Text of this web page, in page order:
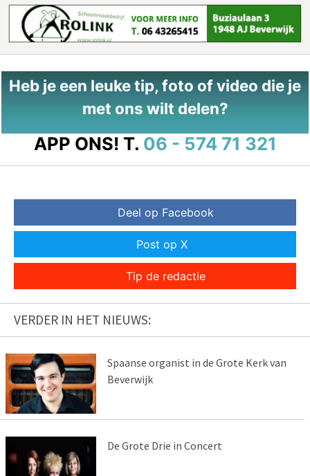
Heb je een leuke tip, foto of video die je
met ons wilt delen?
APP ONS! T. 06 - 574 71 321
Deel op Facebook
Post op X
Tip de redactie
VERDER IN HET NIEUWS:
Spaanse organist in de Grote Kerk van
Beverwijk
De Grote Drie in Concert